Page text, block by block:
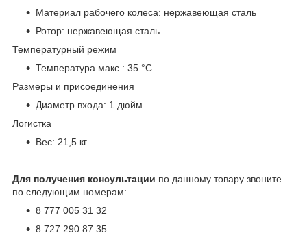
Материал рабочего колеса: нержавеющая сталь
Ротор: нержавеющая сталь
Температурный режим
Температура макс.: 35 °С
Размеры и присоединения
Диаметр входа: 1 дюйм
Логистка
Вес: 21,5 кг
Для получения консультации по данному товару звоните
по следующим номерам:
8 777 005 31 32
8 727 290 87 35